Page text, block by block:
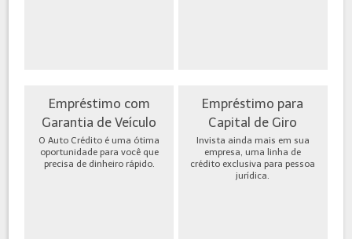
Empréstimo com
Garantia de Veículo
O Auto Crédito é uma ótima
oportunidade para você que
precisa de dinheiro rápido.
Empréstimo para
Capital de Giro
Invista ainda mais em sua
empresa, uma linha de
crédito exclusiva para pessoa
jurídica.